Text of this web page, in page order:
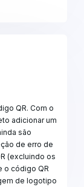
QR. Com o
adicionar um
são
de erro de
(excluindo os
o código QR
de logotipo